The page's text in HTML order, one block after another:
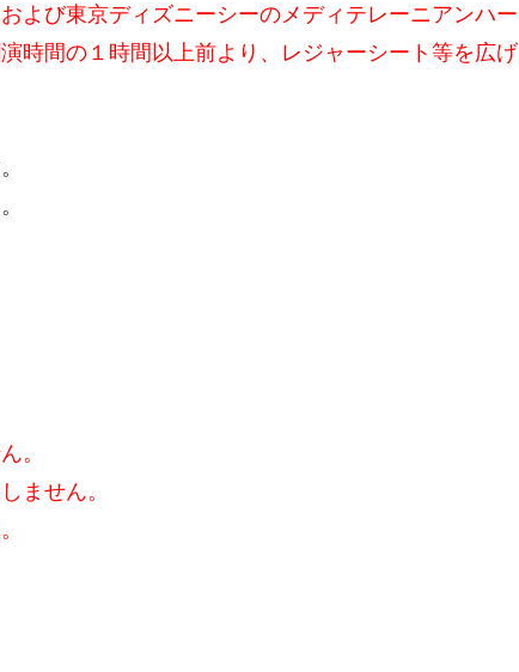
よび東京ディズニーシーのメディテレーニアンハー
時間の１時間以上前より、レジャーシート等を広げ
。
ません。